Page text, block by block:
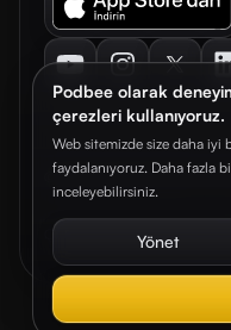
Podbee olarak
çerezleri kullanıyoruz.
Web sitemizde size daha iyi
faydalanıyoruz. Daha fazla
inceleyebilirsiniz.
Yönet
© 2026. Podbee Media. Tüm
Çerez TercihleriAydınlatma